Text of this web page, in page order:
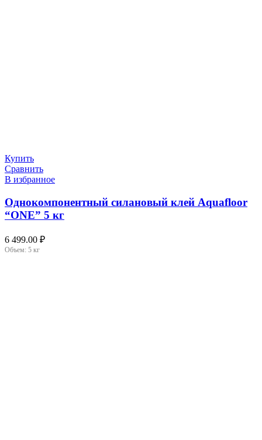
Купить
Сравнить
В избранное
Однокомпонентный силановый клей Aquafloor
“ONE” 5 кг
6 499.00 ₽
Объем: 5 кг